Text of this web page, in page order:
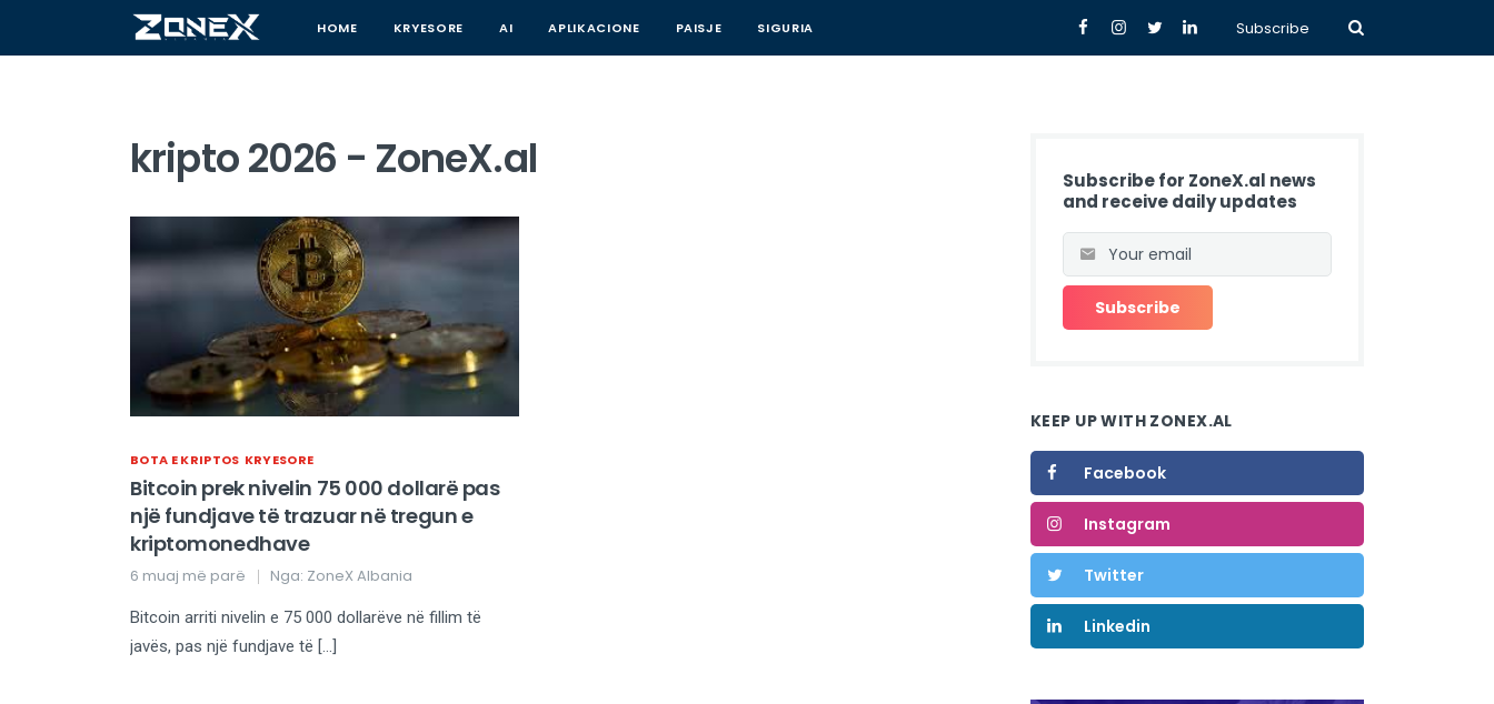
HOME KRYESORE AI APLIKACIONE PAISJE SIGURIA Subscribe
kripto 2026 - ZoneX.al
BOTA E KRIPTOS KRYESORE
Bitcoin prek nivelin 75 000 dollarë pas
një fundjave të trazuar në tregun e
kriptomonedhave
6 muaj më parë Nga: ZoneX Albania
Bitcoin arriti nivelin e 75 000 dollarëve në fillim të
javës, pas një fundjave të […]
Subscribe for ZoneX.al news
and receive daily updates
KEEP UP WITH ZONEX.AL
Facebook
Instagram
Twitter
Linkedin